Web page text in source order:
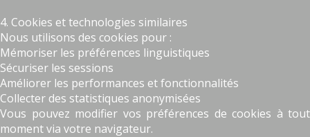
4. Cookies et technologies similaires
Nous utilisons des cookies pour :
Mémoriser les préférences linguistiques
Sécuriser les sessions
Améliorer les performances et fonctionnalités
Collecter des statistiques anonymisées
Vous pouvez modifier vos préférences de cookies à tout
moment via votre navigateur.